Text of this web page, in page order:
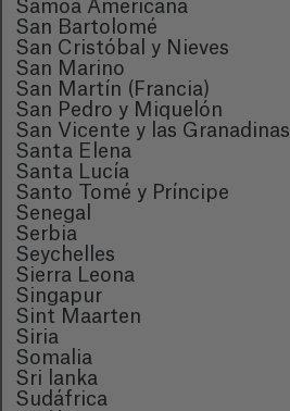
Samoa Americana
San Bartolomé
San Cristóbal y Nieves
San Marino
San Martín (Francia)
San Pedro y Miquelón
San Vicente y las Granadinas
Santa Elena
Santa Lucía
Santo Tomé y Príncipe
Senegal
Serbia
Seychelles
Sierra Leona
Singapur
Sint Maarten
Siria
Somalia
Sri lanka
Sudáfrica